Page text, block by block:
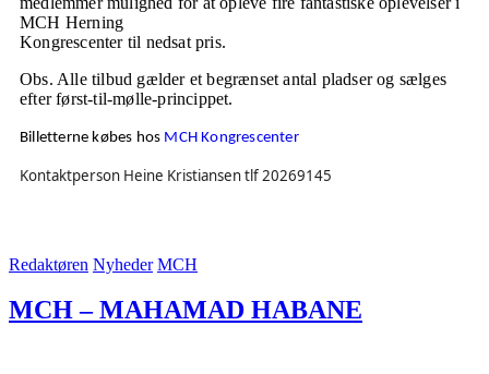
MCH Herning
Kongrescenter til nedsat pris.
Obs. Alle tilbud gælder et begrænset antal pladser og sælges
efter først-til-mølle-princippet.
Billetterne købes hos MCH Kongrescenter
Kontaktperson Heine Kristiansen tlf 20269145
Redaktøren Nyheder MCH
MCH – MAHAMAD HABANE